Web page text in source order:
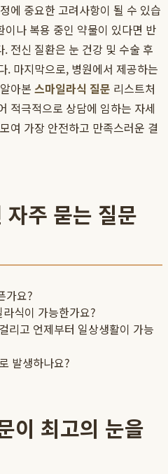
에 중요한 고려사항이 될 수 있습
나 복용 중인 약물이 있다면 반
전신 질환은 눈 건강 및 수술 후
. 마지막으로, 병원에서 제공하는
아본 스마일라식 질문 리스트처
적극적으로 상담에 임하는 자세
여 가장 안전하고 만족스러운 결
주 묻는 질문
가요?
식이 가능한가요?
리고 언제부터 일상생활이 가능
발생하나요?
이 최고의 눈을